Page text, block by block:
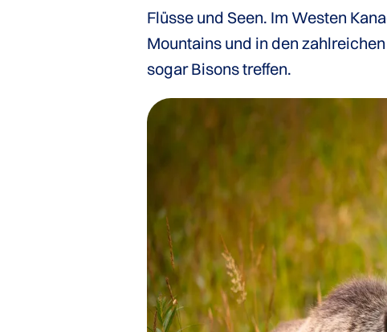
Flüsse und Seen. Im Westen
Mountains und in den
sogar Bisons treffen.